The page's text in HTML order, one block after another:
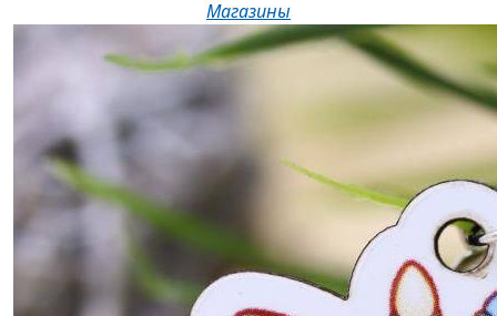
Магазины